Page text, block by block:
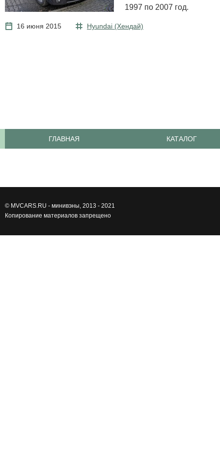
1997 по 2007 год.
16 июня 2015 Hyundai (Хендай)
ГЛАВНАЯ КАТАЛОГ
© MVCARS.RU - минивэны , 2013 - 2021
Копирование материалов запрещено